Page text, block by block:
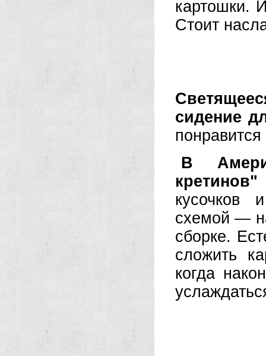
картошки.
Стоит
сидение
В
кретинов"
кусочков
схемой —
сборке.
сложить
когда